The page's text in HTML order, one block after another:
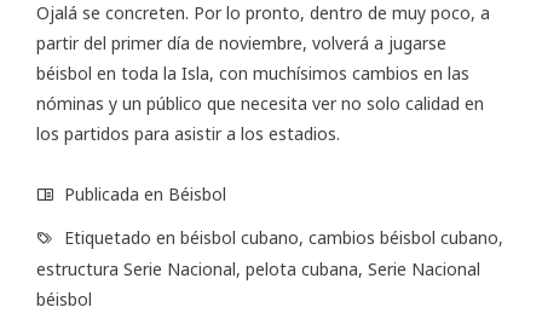
Ojalá se concreten. Por lo pronto, dentro de muy poco, a
partir del primer día de noviembre, volverá a jugarse
béisbol en toda la Isla, con muchísimos cambios en las
nóminas y un público que necesita ver no solo calidad en
los partidos para asistir a los estadios.
Publicada en Béisbol
Etiquetado en béisbol cubano, cambios béisbol cubano,
estructura Serie Nacional, pelota cubana, Serie Nacional
béisbol